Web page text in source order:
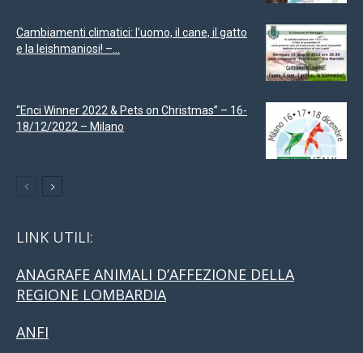
Cambiamenti climatici: l’uomo, il cane, il gatto
e la leishmaniosi! –...
“Enci Winner 2022 & Pets on Christmas” – 16-
18/12/2022 – Milano
LINK UTILI:
ANAGRAFE ANIMALI D’AFFEZIONE DELLA
REGIONE LOMBARDIA
ANFI